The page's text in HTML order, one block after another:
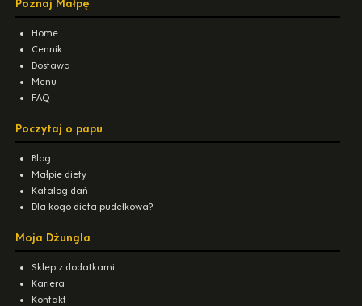
Poznaj Małpę
Home
Cennik
Dostawa
Menu
FAQ
Poczytaj o papu
Blog
Małpie diety
Katalog dań
Dla kogo dieta pudełkowa?
Moja Dżungla
Sklep z dodatkami
Kariera
Kontakt